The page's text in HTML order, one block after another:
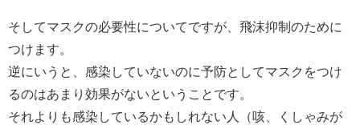
そしてマスクの必要性についてですが、飛沫抑制のために
つけます。
逆にいうと、感染していないのに予防としてマスクをつけ
るのはあまり効果がないということです。
それよりも感染しているかもしれない人（咳、くしゃみが